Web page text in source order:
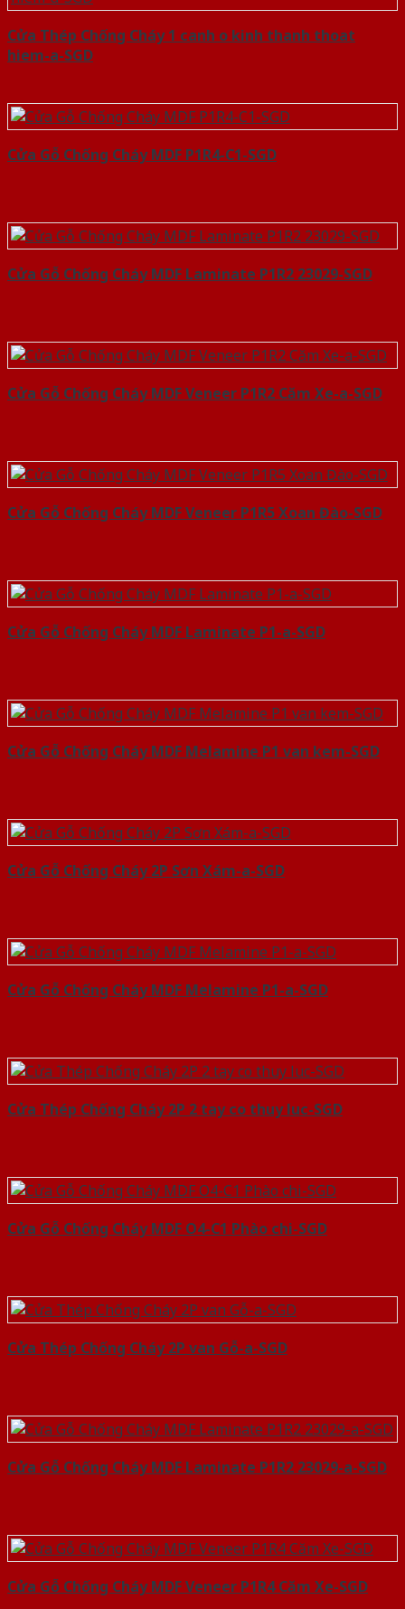
Cửa Thép Chống Cháy 1 canh o kinh thanh thoat
hiem-a-SGD
Cửa Gỗ Chống Cháy MDF P1R4-C1-SGD
Cửa Gỗ Chống Cháy MDF Laminate P1R2 23029-SGD
Cửa Gỗ Chống Cháy MDF Veneer P1R2 Căm Xe-a-SGD
Cửa Gỗ Chống Cháy MDF Veneer P1R5 Xoan Đào-SGD
Cửa Gỗ Chống Cháy MDF Laminate P1-a-SGD
Cửa Gỗ Chống Cháy MDF Melamine P1 van kem-SGD
Cửa Gỗ Chống Cháy 2P Sơn Xám-a-SGD
Cửa Gỗ Chống Cháy MDF Melamine P1-a-SGD
Cửa Thép Chống Cháy 2P 2 tay co thuy luc-SGD
Cửa Gỗ Chống Cháy MDF O4-C1 Phào chi-SGD
Cửa Thép Chống Cháy 2P van Gỗ-a-SGD
Cửa Gỗ Chống Cháy MDF Laminate P1R2 23029-a-SGD
Cửa Gỗ Chống Cháy MDF Veneer P1R4 Căm Xe-SGD